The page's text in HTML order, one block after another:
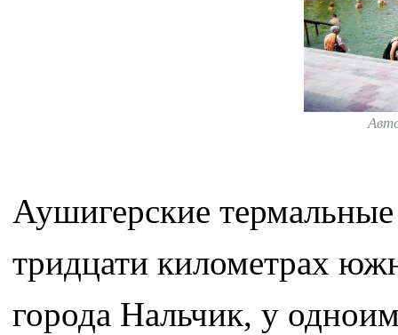
Аушигерские
тридцати километрах
города Нальчик, у